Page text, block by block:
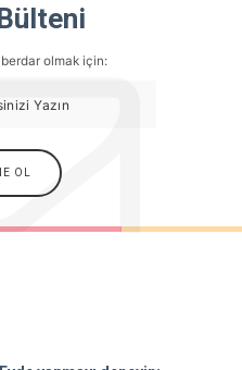
olmak için: